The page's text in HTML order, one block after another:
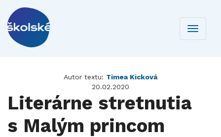
Toggle
Autor textu: Timea Kicková
20.02.2020
Literárne stretnutia
s Malým princom